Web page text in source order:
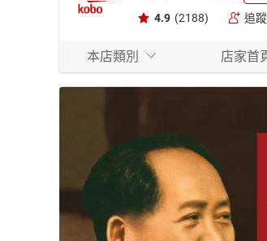
4.9 (2188) 追蹤
本店類別 店家首